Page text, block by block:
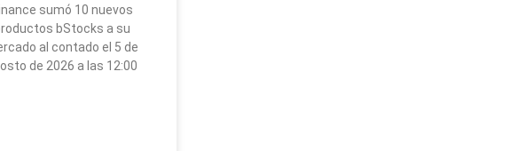
sumó 10 nuevos
bStocks a su
al contado el 5 de
de 2026 a las 12:00